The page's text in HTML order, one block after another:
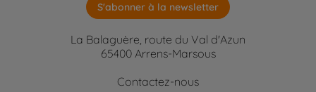
S'abonner à la newsletter
La Balaguère, route du Val d'Azun
65400 Arrens-Marsous
Contactez-nous